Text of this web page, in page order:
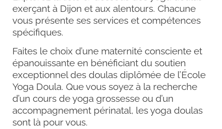
exerçant à Dijon et aux alentours. Chacune
vous présente ses services et compétences
spécifiques.
Faites le choix d’une maternité consciente et
épanouissante en bénéficiant du soutien
exceptionnel des doulas diplômée de l’École
Yoga Doula. Que vous soyez à la recherche
d’un cours de yoga grossesse ou d’un
accompagnement périnatal, les yoga doulas
sont là pour vous.